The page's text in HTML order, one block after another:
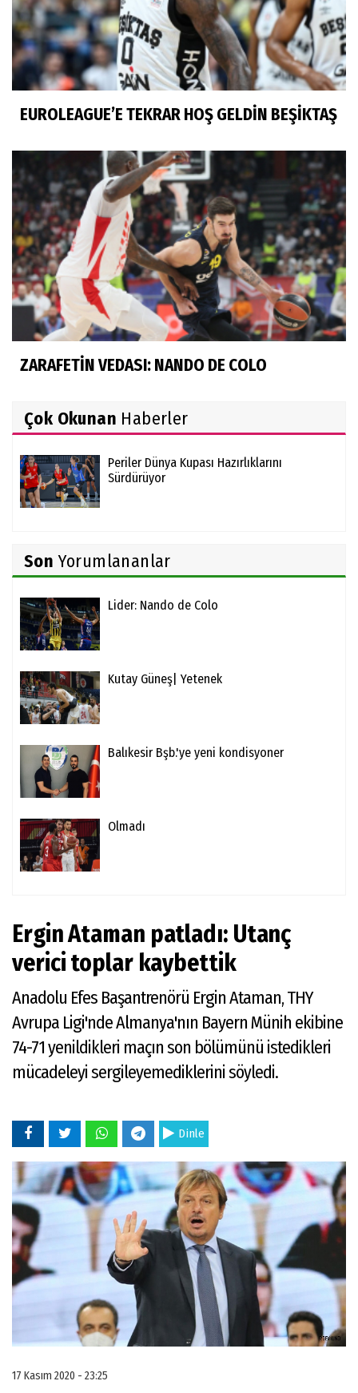
EUROLEAGUE’E TEKRAR HOŞ GELDİN BEŞİKTAŞ
ZARAFETİN VEDASI: NANDO DE COLO
Çok Okunan Haberler
Periler Dünya Kupası Hazırlıklarını
Sürdürüyor
Son Yorumlananlar
Lider: Nando de Colo
Kutay Güneş| Yetenek
Balıkesir Bşb.'ye yeni kondisyoner
Olmadı
Ergin Ataman patladı: Utanç
verici toplar kaybettik
Anadolu Efes Başantrenörü Ergin Ataman, THY
Avrupa Ligi'nde Almanya'nın Bayern Münih ekibine
74-71 yenildikleri maçın son bölümünü istedikleri
mücadeleyi sergileyemediklerini söyledi.
Dinle
17 Kasım 2020 - 23:25